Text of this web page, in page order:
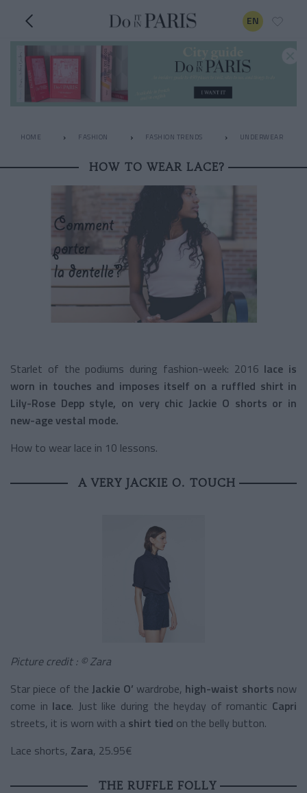
EN
HOME FASHION FASHION TRENDS UNDERWEAR
HOW TO WEAR LACE?
Starlet of the podiums during fashion-week: 2016 lace is
worn in touches and imposes itself on a ruffled shirt in
Lily-Rose Depp style, on very chic Jackie O shorts or in
new-age vestal mode.
How to wear lace in 10 lessons.
A VERY JACKIE O. TOUCH
Picture credit : © Zara
Star piece of the Jackie O’ wardrobe, high-waist shorts now
come in lace. Just like during the heyday of romantic Capri
streets, it is worn with a shirt tied on the belly button.
Lace shorts, Zara, 25.95€
THE RUFFLE FOLLY